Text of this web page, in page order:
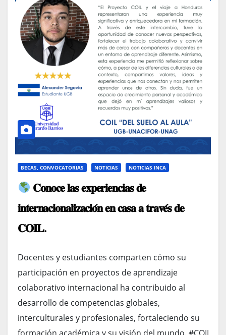
BECAS, CONVOCATORIAS NOTICIAS NOTICIAS INCA
𝐂𝐨𝐧𝐨𝐜𝐞 𝐥𝐚𝐬 𝐞𝐱𝐩𝐞𝐫𝐢𝐞𝐧𝐜𝐢𝐚𝐬 𝐝𝐞
𝐢𝐧𝐭𝐞𝐫𝐧𝐚𝐜𝐢𝐨𝐧𝐚𝐥𝐢𝐳𝐚𝐜𝐢𝐨́𝐧 𝐞𝐧 𝐜𝐚𝐬𝐚 𝐚 𝐭𝐫𝐚𝐯𝐞́𝐬 𝐝𝐞
𝐂𝐎𝐈𝐋.
Docentes y estudiantes comparten cómo su
participación en proyectos de aprendizaje
colaborativo internacional ha contribuido al
desarrollo de competencias globales,
interculturales y profesionales, fortaleciendo su
formación académica y su visión del mundo. #COIL